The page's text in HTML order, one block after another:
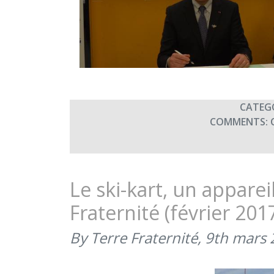
COMMENTS:
Le ski-kart, un
Fraternité (février
By Terre Fraternité, 9th mars